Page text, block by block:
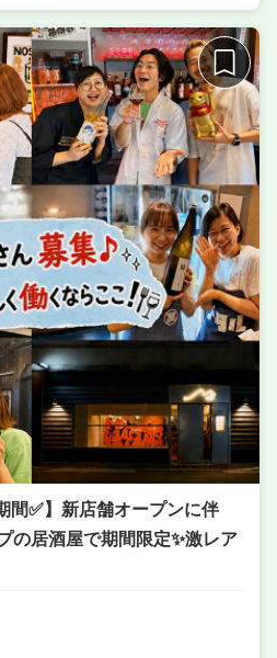
門店
目92 北千住マルイ B1階
間✅️】新店舗オープンに伴
の居酒屋で期間限定✨️激レア